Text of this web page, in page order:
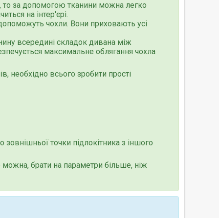
за допомогою тканини можна легко
на інтер'єрі.
чохли. Вони приховають усі
всередині складок дивана між
максимальне облягання чохла
необхідно всього зробити прості
зовнішньої точки підлокітника з іншого
брати на параметри більше, ніж